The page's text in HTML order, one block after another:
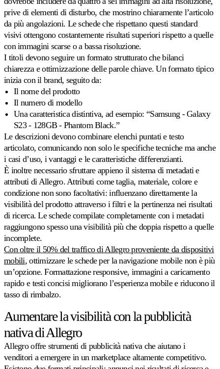
competitivo
su
ogni
inserzione
eBay.
Kaufland
la
Buy
Box
uno
dei
marketplace
in
più
rapida
crescita
in
Europa.
Bol.com
Salga
nelle
classifiche
di
valutazione
prezzi
Bol.com.
Cdiscount
Mantenga
la
posizione
in
evidenza
su
prive di elementi di disturbo, che mostrino chiaramente l’articolo
da più angolazioni. Le schede che rispettano questi standard
visivi ottengono costantemente risultati superiori rispetto a quelle
con immagini scarse o a bassa risoluzione.
I titoli devono seguire un formato strutturato che bilanci
chiarezza e ottimizzazione delle parole chiave. Un formato tipico
inizia con il brand, seguito da:
Il nome del prodotto
Il numero di modello
Una caratteristica distintiva, ad esempio: “Samsung - Galaxy
S23 - 128GB - Phantom Black.”
Le descrizioni devono combinare elenchi puntati e testo
articolato, comunicando non solo le specifiche tecniche ma anche
i casi d’uso, i vantaggi e le caratteristiche differenzianti.
È inoltre necessario sfruttare appieno il sistema di metadati e
attributi di Allegro. Attributi come taglia, materiale, colore e
condizione non sono facoltativi: influenzano direttamente la
visibilità del prodotto attraverso i filtri e la pertinenza nei risultati
di ricerca. Le schede compilate completamente con i metadati
raggiungono spesso una visibilità più che doppia rispetto a quelle
incomplete.
Con oltre il 50% del traffico di Allegro proveniente da dispositivi
mobili, ottimizzare le schede per la navigazione mobile non è più
un’opzione. Formattazione responsive, immagini a caricamento
rapido e testi concisi migliorano l’esperienza mobile e riducono il
tasso di rimbalzo.
Aumentare la visibilità con la pubblicità
nativa di Allegro
Allegro offre strumenti di pubblicità nativa che aiutano i
venditori a emergere in un marketplace altamente competitivo.